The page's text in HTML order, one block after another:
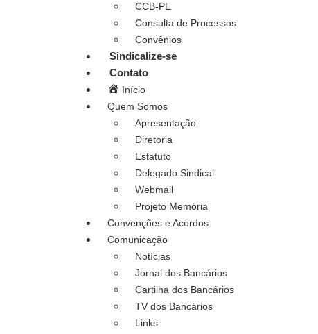
CCB-PE
Consulta de Processos
Convênios
Sindicalize-se
Contato
Início
Quem Somos
Apresentação
Diretoria
Estatuto
Delegado Sindical
Webmail
Projeto Memória
Convenções e Acordos
Comunicação
Notícias
Jornal dos Bancários
Cartilha dos Bancários
TV dos Bancários
Links